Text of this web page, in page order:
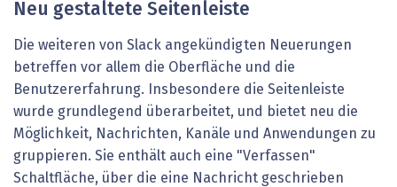
Neu gestaltete Seitenleiste
Die weiteren von Slack angekündigten Neuerungen
betreffen vor allem die Oberfläche und die
Benutzererfahrung. Insbesondere die Seitenleiste
wurde grundlegend überarbeitet, und bietet neu die
Möglichkeit, Nachrichten, Kanäle und Anwendungen zu
gruppieren. Sie enthält auch eine "Verfassen"
Schaltfläche, über die eine Nachricht geschrieben